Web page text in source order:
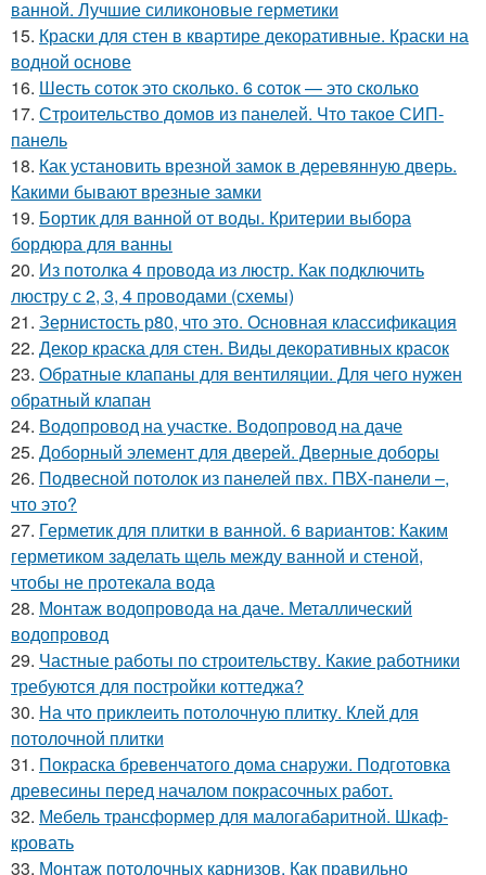
ванной. Лучшие силиконовые герметики
15. Краски для стен в квартире декоративные. Краски на
водной основе
16. Шесть соток это сколько. 6 соток — это сколько
17. Строительство домов из панелей. Что такое СИП-
панель
18. Как установить врезной замок в деревянную дверь.
Какими бывают врезные замки
19. Бортик для ванной от воды. Критерии выбора
бордюра для ванны
20. Из потолка 4 провода из люстр. Как подключить
люстру с 2, 3, 4 проводами (схемы)
21. Зернистость р80, что это. Основная классификация
22. Декор краска для стен. Виды декоративных красок
23. Обратные клапаны для вентиляции. Для чего нужен
обратный клапан
24. Водопровод на участке. Водопровод на даче
25. Доборный элемент для дверей. Дверные доборы
26. Подвесной потолок из панелей пвх. ПВХ-панели –,
что это?
27. Герметик для плитки в ванной. 6 вариантов: Каким
герметиком заделать щель между ванной и стеной,
чтобы не протекала вода
28. Монтаж водопровода на даче. Металлический
водопровод
29. Частные работы по строительству. Какие работники
требуются для постройки коттеджа?
30. На что приклеить потолочную плитку. Клей для
потолочной плитки
31. Покраска бревенчатого дома снаружи. Подготовка
древесины перед началом покрасочных работ.
32. Мебель трансформер для малогабаритной. Шкаф-
кровать
33. Монтаж потолочных карнизов. Как правильно